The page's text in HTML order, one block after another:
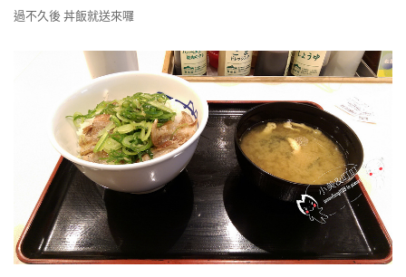
過不久後 丼飯就送來囉